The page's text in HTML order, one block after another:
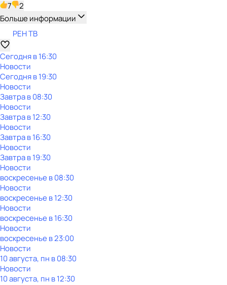
7
2
Больше информации
РЕН ТВ
Сегодня в 16:30
Новости
Сегодня в 19:30
Новости
Завтра в 08:30
Новости
Завтра в 12:30
Новости
Завтра в 16:30
Новости
Завтра в 19:30
Новости
воскресенье в08:30
Новости
воскресенье в12:30
Новости
воскресенье в16:30
Новости
воскресенье в23:00
Новости
10 августа, пн в 08:30
Новости
10 августа, пн в 12:30